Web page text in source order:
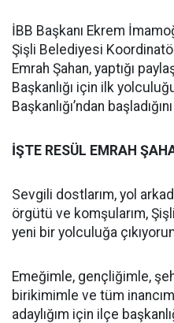
İBB Başkanı Ekrem
Şişli Belediyesi Koordinatör
Emrah Şahan, yaptığı
Başkanlığı için ilk
Başkanlığı’ndan
İŞTE RESÜL EMRAH
Sevgili dostlarım, yol
örgütü ve komşularım,
yeni bir yolculuğa
Emeğimle, gençliğimle,
birikimimle ve tüm
adaylığım için ilçe